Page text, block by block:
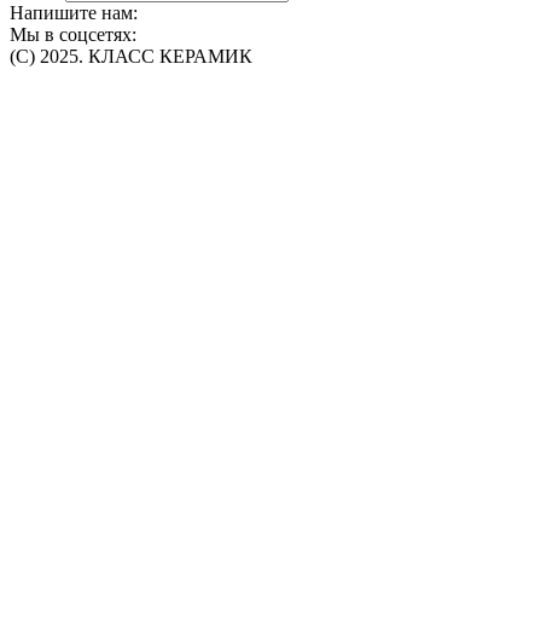
Напишите нам:
Мы в соцсетях:
(C) 2025. КЛАСС КЕРАМИК